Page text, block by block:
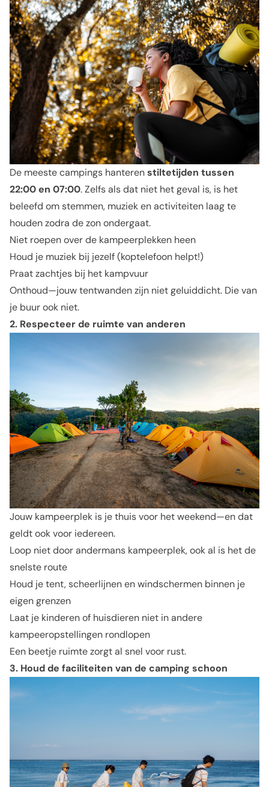
De meeste campings hanterenstiltetijden tussen
22:00 en 07:00. Zelfs als dat niet het geval is, is het
beleefd om stemmen, muziek en activiteiten laag te
houden zodra de zon ondergaat.
Niet roepen over de kampeerplekken heen
Houd je muziek bij jezelf (koptelefoon helpt!)
Praat zachtjes bij het kampvuur
Onthoud—jouw tentwanden zijn niet geluiddicht. Die van
je buur ook niet.
2. Respecteer de ruimte van anderen
Jouw kampeerplek is je thuis voor het weekend—en dat
geldt ook voor iedereen.
Loop niet door andermans kampeerplek, ook al is het de
snelste route
Houd je tent, scheerlijnen en windschermen binnen je
eigen grenzen
Laat je kinderen of huisdieren niet in andere
kampeeropstellingen rondlopen
Een beetje ruimte zorgt al snel voor rust.
3. Houd de faciliteiten van de camping schoon